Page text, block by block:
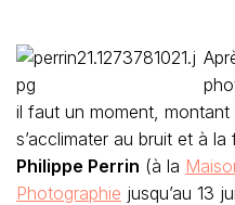
il faut un moment, montant
s’acclimater au bruit et à la
Philippe Perrin (à la
Photographie jusqu’au 13